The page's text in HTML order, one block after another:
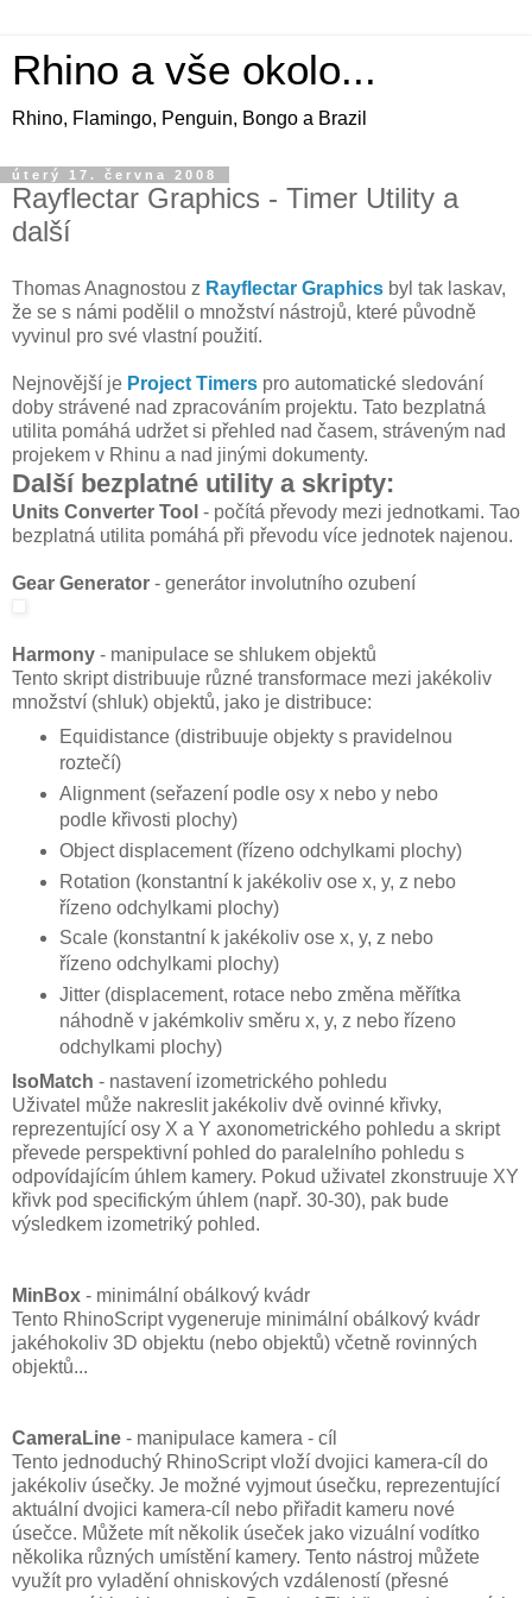
Rhino a vše okolo...
Rhino, Flamingo, Penguin, Bongo a Brazil
úterý 17. června 2008
Rayflectar Graphics - Timer Utility a
další
Thomas Anagnostou z Rayflectar Graphics byl tak laskav,
že se s námi podělil o množství nástrojů, které původně
vyvinul pro své vlastní použití.
Nejnovější je Project Timers pro automatické sledování
doby strávené nad zpracováním projektu. Tato bezplatná
utilita pomáhá udržet si přehled nad časem, stráveným nad
projekem v Rhinu a nad jinými dokumenty.
Další bezplatné utility a skripty:
Units Converter Tool - počítá převody mezi jednotkami. Tao
bezplatná utilita pomáhá při převodu více jednotek najenou.
Gear Generator - generátor involutního ozubení
Harmony - manipulace se shlukem objektů
Tento skript distribuuje různé transformace mezi jakékoliv
množství (shluk) objektů, jako je distribuce:
Equidistance (distribuuje objekty s pravidelnou
roztečí)
Alignment (seřazení podle osy x nebo y nebo
podle křivosti plochy)
Object displacement (řízeno odchylkami plochy)
Rotation (konstantní k jakékoliv ose x, y, z nebo
řízeno odchylkami plochy)
Scale (konstantní k jakékoliv ose x, y, z nebo
řízeno odchylkami plochy)
Jitter (displacement, rotace nebo změna měřítka
náhodně v jakémkoliv směru x, y, z nebo řízeno
odchylkami plochy)
IsoMatch - nastavení izometrického pohledu
Uživatel může nakreslit jakékoliv dvě ovinné křivky,
reprezentující osy X a Y axonometrického pohledu a skript
převede perspektivní pohled do paralelního pohledu s
odpovídajícím úhlem kamery. Pokud uživatel zkonstruuje XY
křivk pod specifickým úhlem (např. 30-30), pak bude
výsledkem izometriký pohled.
MinBox - minimální obálkový kvádr
Tento RhinoScript vygeneruje minimální obálkový kvádr
jakéhokoliv 3D objektu (nebo objektů) včetně rovinných
objektů...
CameraLine - manipulace kamera - cíl
Tento jednoduchý RhinoScript vloží dvojici kamera-cíl do
jakékoliv úsečky. Je možné vyjmout úsečku, reprezentující
aktuální dvojici kamera-cíl nebo přiřadit kameru nové
úsečce. Můžete mít několik úseček jako vizuální vodítko
několika různých umístění kamery. Tento nástroj můžete
využít pro vyladění ohniskových vzdáleností (přesné